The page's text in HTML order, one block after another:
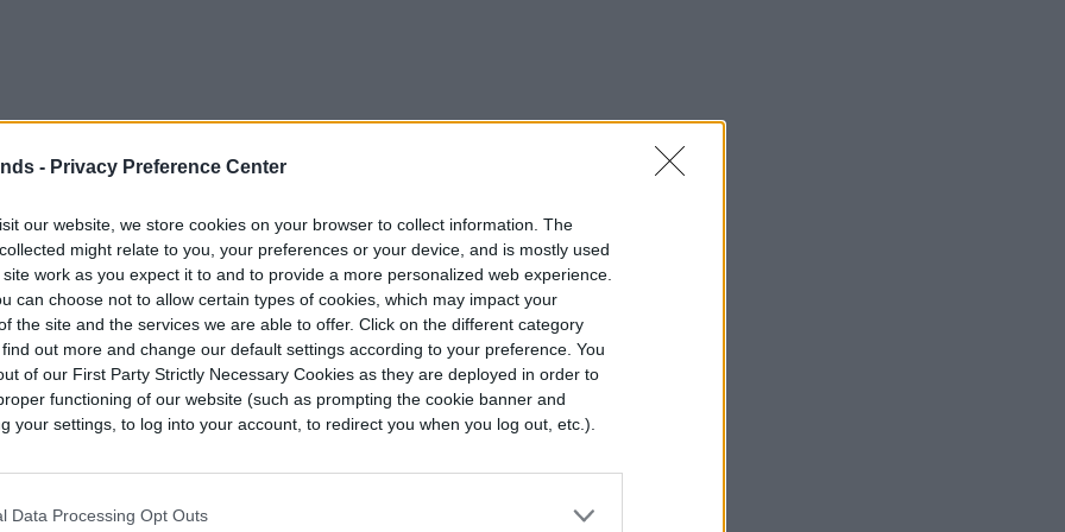
- Privacy Preference Center
our website, we store cookies on your browser to collect information. The
might relate to you, your preferences or your device, and is mostly used
work as you expect it to and to provide a more personalized web experience.
can choose not to allow certain types of cookies, which may impact your
the site and the services we are able to offer. Click on the different category
out more and change our default settings according to your preference. You
of our First Party Strictly Necessary Cookies as they are deployed in order to
functioning of our website (such as prompting the cookie banner and
your settings, to log into your account, to redirect you when you log out, etc.).
Data Processing Opt Outs
de la cadena, que confirmó a The Verge
en torno a la calidad de la imagen en las
deportivos de Estados Unidos.